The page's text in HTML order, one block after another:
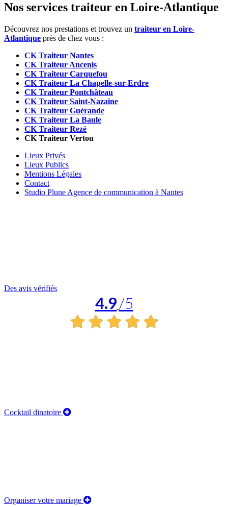
Nos services traiteur en Loire-Atlantique
Découvrez nos prestations et trouvez un traiteur en Loire-
Atlantique près de chez vous :
CK Traiteur Nantes
CK Traiteur Ancenis
CK Traiteur Carquefou
CK Traiteur La Chapelle-sur-Erdre
CK Traiteur Pontchâteau
CK Traiteur Saint-Nazaine
CK Traiteur Guérande
CK Traiteur La Baule
CK Traiteur Rezé
CK Traiteur Vertou
Lieux Privés
Lieux Publics
Mentions Légales
Contact
Studio Plune Agence de communication à Nantes
Des avis vérifiés
4.9/5
Cocktail dinatoire
Organiser votre mariage